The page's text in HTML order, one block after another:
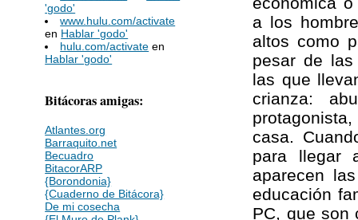
'godo'
www.hulu.com/activate
en Hablar 'godo'
hulu.com/activate en
Hablar 'godo'
Bitácoras amigas:
Atlantes.org
Barraquito.net
Becuadro
BitacorARP
{Borondonia}
{Cuaderno de Bitácora}
De mi cosecha
a los
altos como
pesar de
las que
crianza:
casa.
para llegar
aparecen
educación
PC, que son